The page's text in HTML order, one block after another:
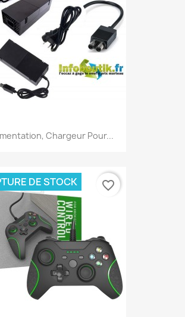
Chargeur Pour...
DE STOCK favorite_border